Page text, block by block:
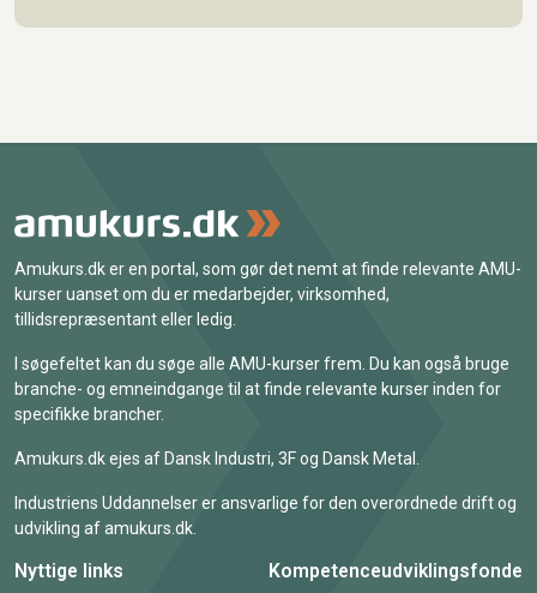
Amukurs.dk er en portal, som gør det nemt at finde relevante AMU-
kurser uanset om du er medarbejder, virksomhed,
tillidsrepræsentant eller ledig.
I søgefeltet kan du søge alle AMU-kurser frem. Du kan også bruge
branche- og emneindgange til at finde relevante kurser inden for
specifikke brancher.
Amukurs.dk ejes af Dansk Industri, 3F og Dansk Metal.
Industriens Uddannelser er ansvarlige for den overordnede drift og
udvikling af amukurs.dk.
Nyttige links Kompetenceudviklingsfonde